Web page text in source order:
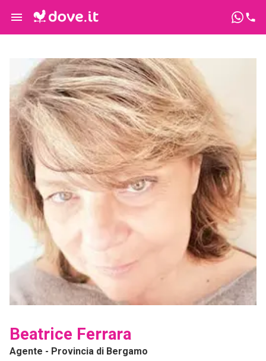
Beatrice Ferrara
Agente - Provincia di Bergamo